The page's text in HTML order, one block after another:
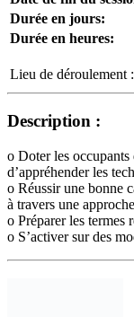
Durée en jours:
Durée en heures:
Lieu de déroulement :
Description :
o Doter les occupants
d’appréhender les
o Réussir une bonne
à travers une
o Préparer les termes
o S’activer sur des